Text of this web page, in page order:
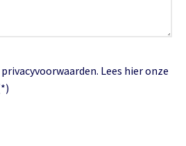
Lees hier onze